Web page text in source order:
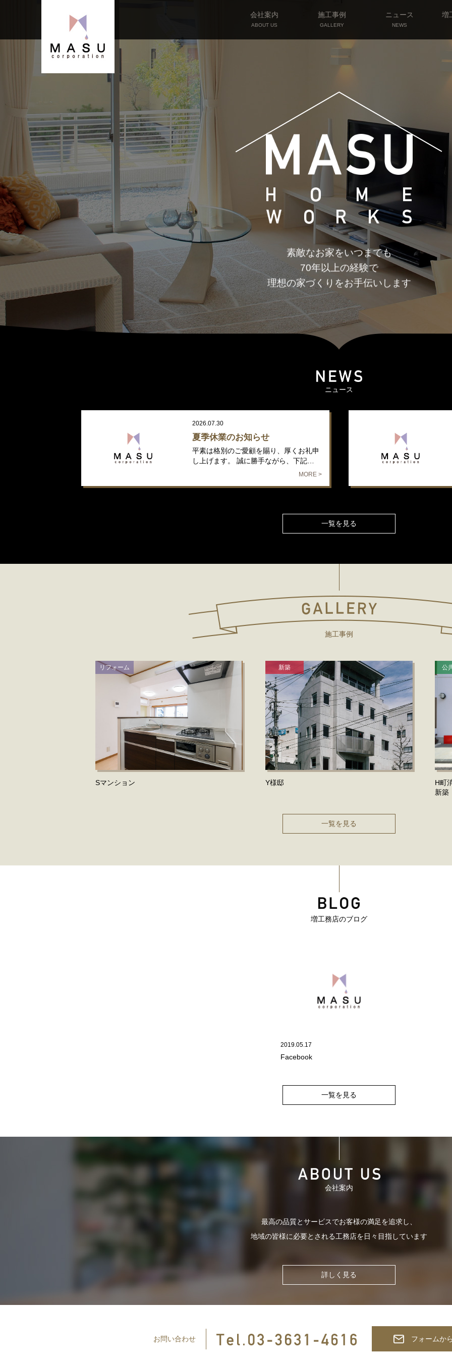
会社案内
ABOUT US
施工事例
GALLERY
ニュース
NEWS
増
素敵なお家をいつまでも
70年以上の経験で
理想の家づくりをお手伝いします
ニュース
2026.07.30
夏季休業のお知らせ
平素は格別のご愛顧を賜り、厚くお礼申
し上げます。 誠に勝手ながら、下記…
MORE >
一覧を見る
施工事例
リフォーム
Sマンション
新築
Y様邸
公
H町
新築
一覧を見る
増工務店のブログ
2019.05.17
Facebook
一覧を見る
会社案内
最高の品質とサービスでお客様の満足を追求し、
地域の皆様に必要とされる工務店を日々目指しています
詳しく見る
お問い合わせ フォームか